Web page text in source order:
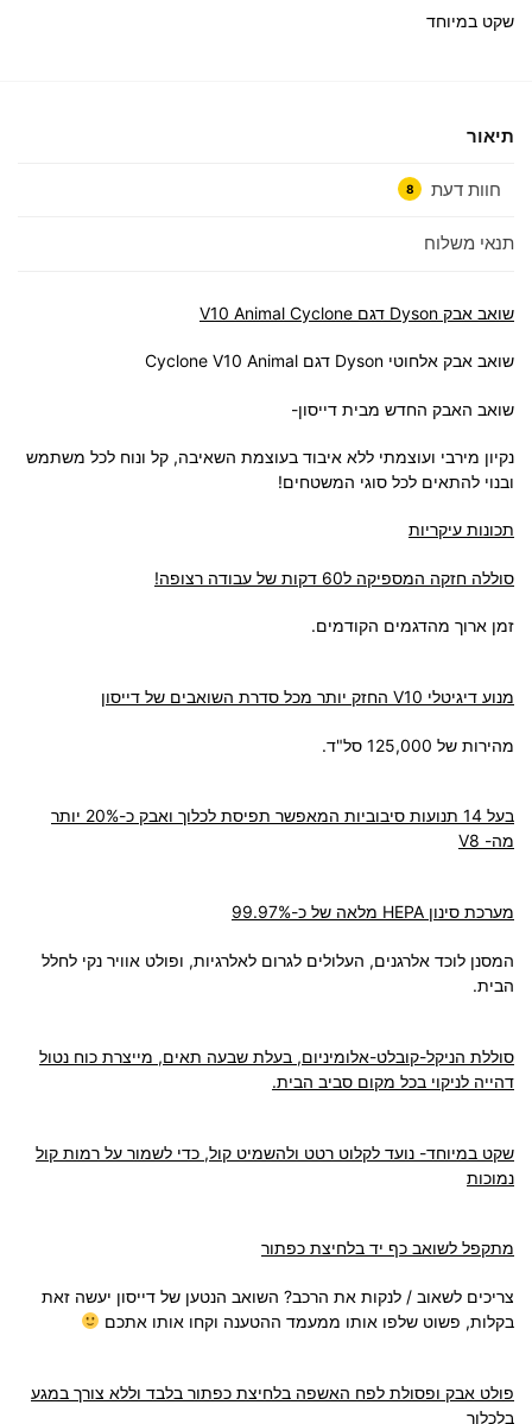
שקט במיוחד
תיאור
חוות דעת 8
תנאי משלוח
שואב אבק Dyson דגם V10 Animal Cyclone
שואב אבק אלחוטי Dyson דגם Cyclone V10 Animal
שואב האבק החדש מבית דייסון-
נקיון מירבי ועוצמתי ללא איבוד בעוצמת השאיבה, קל ונוח לכל משתמש
ובנוי להתאים לכל סוגי המשטחים!
תכונות עיקריות
סוללה חזקה המספיקה ל60 דקות של עבודה רצופה!
זמן ארוך מהדגמים הקודמים.
מנוע דיגיטלי V10 החזק יותר מכל סדרת השואבים של דייסון
מהירות של 125,000 סל"ד.
בעל 14 תנועות סיבוביות המאפשר תפיסת לכלוך ואבק כ-20% יותר
מה- V8
מערכת סינון HEPA מלאה של כ-99.97%
המסנן לוכד אלרגנים, העלולים לגרום לאלרגיות, ופולט אוויר נקי לחלל
הבית.
סוללת הניקל-קובלט-אלומיניום, בעלת שבעה תאים, מייצרת כוח נטול
דהייה לניקוי בכל מקום סביב הבית.
שקט במיוחד- נועד לקלוט רטט ולהשמיט קול, כדי לשמור על רמות קול
נמוכות
מתקפל לשואב כף יד בלחיצת כפתור
צריכים לשאוב / לנקות את הרכב? השואב הנטען של דייסון יעשה זאת
בקלות, פשוט שלפו אותו ממעמד ההטענה וקחו אותו אתכם
פולט אבק ופסולת לפח האשפה בלחיצת כפתור בלבד וללא צורך במגע
בלכלוך